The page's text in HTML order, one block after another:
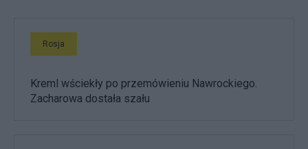
Rosja
Kreml wściekły po przemówieniu Nawrockiego.
Zacharowa dostała szału